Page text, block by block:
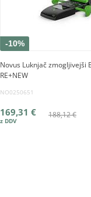
-10%
Novus Luknjač zmogljivejši
RE+NEW
NO0250651
188,12 €
169,31 €